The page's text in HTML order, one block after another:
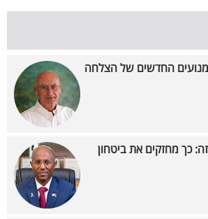
המנועים החדשים של הצלחה
כך מחזקים את ביטחון